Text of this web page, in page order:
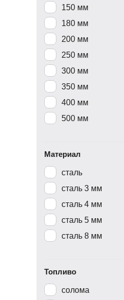
150 мм
180 мм
200 мм
250 мм
300 мм
350 мм
400 мм
500 мм
Материал
сталь
сталь 3 мм
сталь 4 мм
сталь 5 мм
сталь 8 мм
Топливо
солома